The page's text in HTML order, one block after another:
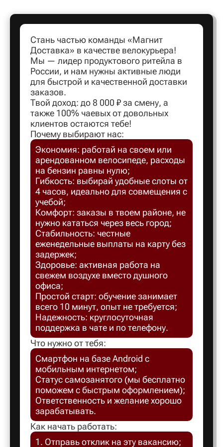
Артем
Ачинск
Балаково
Балахна
Барнаул
Безенчук
Белая
Стань частью команды «Магнит
Доставка» в качестве велокурьера!
Мы — лидер продуктового ритейла в
России, и нам нужны активные люди
для быстрой и качественной доставки
заказов.
Твой доход: до 8 000 ₽ за смену, а
также 100% чаевых от довольных
клиентов остаются тебе!
Почему выбирают нас:
Экономия: работай на своем или
арендованном велосипеде, расходы
на бензин равны нулю;
Гибкость: выбирай удобные слоты от
4 часов, идеально для совмещения с
учебой;
Комфорт: заказы в твоем районе, не
нужно кататься через весь город;
Стабильность: честные
еженедельные выплаты на карту без
задержек;
Здоровье: активная работа на
свежем воздухе вместо душного
офиса;
Простой старт: обучение занимает
всего 10 минут, опыт не требуется;
Надежность: круглосуточная
поддержка в чате и по телефону.
Что нужно от тебя:
Смартфон на базе Android с
мобильным интернетом;
Статус самозанятого (мы бесплатно
поможем с быстрым оформлением);
Ответственность и желание хорошо
зарабатывать.
Как начать работать:
1. Отправь отклик на эту вакансию;